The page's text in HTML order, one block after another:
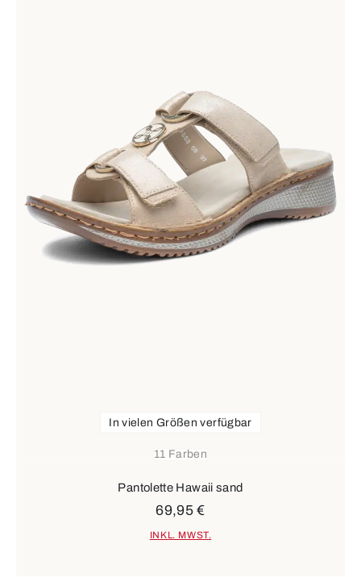
11 Farben
In vielen Größen verfügbar
Pantolette Hawaii sand
69,95 €
INKL. MWST.